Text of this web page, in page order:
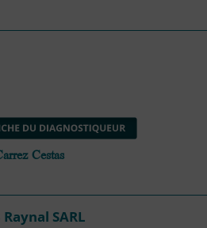
Cestas
SARL